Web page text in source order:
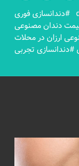
#دندانسازی فوری
دندان مصنوعی
ارزان در محلات
#دندانسازی تجربی